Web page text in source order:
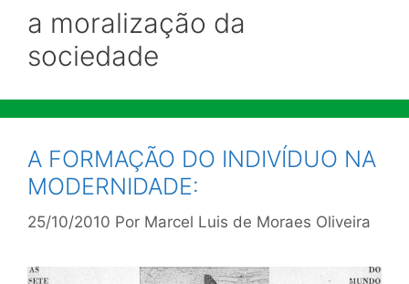
a moralização da
sociedade
A FORMAÇÃO DO INDIVÍDUO NA
MODERNIDADE:
25/10/2010 Por Marcel Luis de Moraes Oliveira